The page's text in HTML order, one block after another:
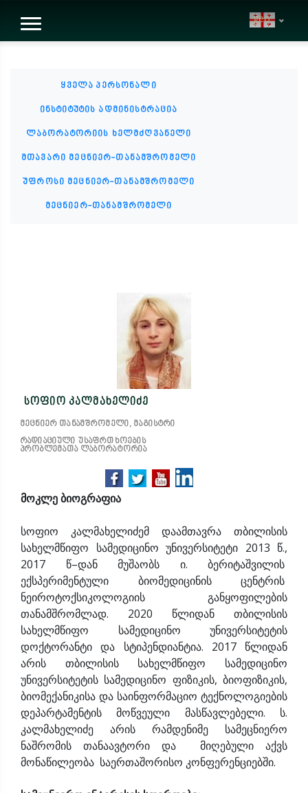
geo
ყველა პერსონალი
ინსტიტუტის ადმინისტრაცია
ლაბორატორიის ხელმძღვანელი
მთავარი მეცნიერ-თანამშრომელი
უფროსი მეცნიერ-თანამშრომელი
მეცნიერ-თანამშრომელი
სოფიო კალმახელიძე
მეცნიერ თანამშრომელი, მაგისტრი
რადიაციული უსაფრთხოების
პრობლემათა ლაბორატორია
მოკლე ბიოგრაფია
სოფიო კალმახელიძემ დაამთავრა თბილისის
სახელმწიფო სამედიცინო უნივერსიტეტი 2013 წ.,
2017 წ–დან მუშაობს ი. ბერიტაშვილის
ექსპერიმენტული ბიომედიცინის ცენტრის
ნეიროტოქსიკოლოგიის განყოფილების
თანამშრომლად. 2020 წლიდან თბილისის
სახელმწიფო სამედიცინო უნივერსიტეტის
დოქტორანტი და სტიპენდიანტია. 2017 წლიდან
არის თბილისის სახელმწიფო სამედიცინო
უნივერსიტეტის სამედიცინო ფიზიკის, ბიოფიზიკის,
ბიომექანიკისა და საინფორმაციო ტექნოლოგიების
დეპარტამენტის მოწვეული მასწავლებელი. ს.
კალმახელიძე არის რამდენიმე სამეცნიერო
ნაშრომის თანაავტორი და მიღებული აქვს
მონაწილეობა საერთაშორისო კონფერენციებში.